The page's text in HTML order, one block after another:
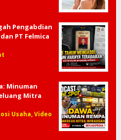
Pengabdian
PT Felmica
Minuman
Mitra
Usaha, Video